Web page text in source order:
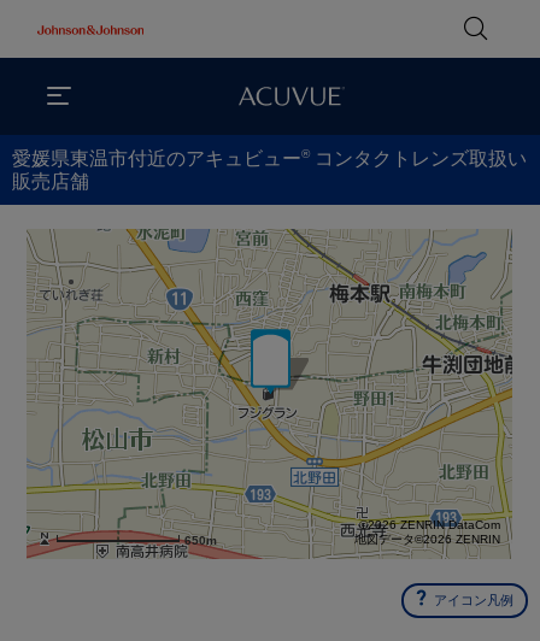
愛媛県東温市付近のアキュビュー® コンタクトレンズ取扱い
販売店舗
650m
©2026 ZENRIN DataCom
地図データ©2026 ZENRIN
アイコン凡例